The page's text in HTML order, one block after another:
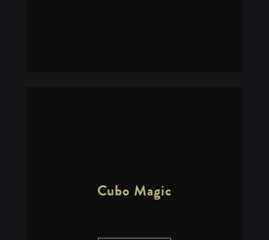
Cubo Magic